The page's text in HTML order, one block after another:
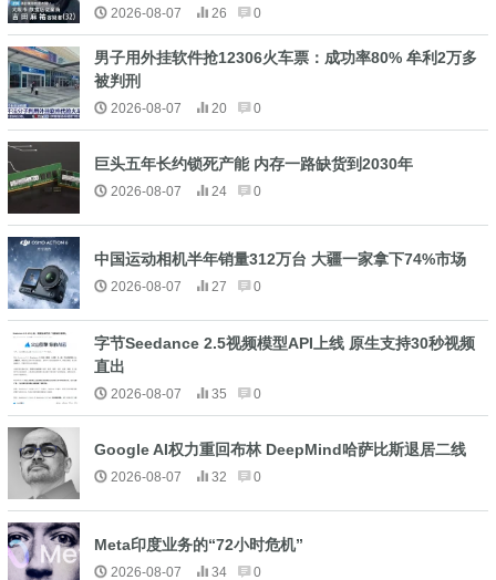
2026-08-07 26 0
男子用外挂软件抢12306火车票：成功率80% 牟利2万多
被判刑
2026-08-07 20 0
巨头五年长约锁死产能 内存一路缺货到2030年
2026-08-07 24 0
中国运动相机半年销量312万台 大疆一家拿下74%市场
2026-08-07 27 0
字节Seedance 2.5视频模型API上线 原生支持30秒视频
直出
2026-08-07 35 0
Google AI权力重回布林 DeepMind哈萨比斯退居二线
2026-08-07 32 0
Meta印度业务的“72小时危机”
2026-08-07 34 0